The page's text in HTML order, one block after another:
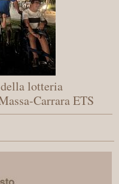
lotteria
Carrara ETS